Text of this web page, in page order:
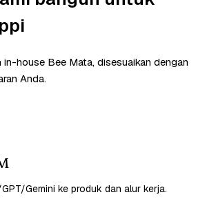
in-house Bee Mata, disesuaikan dengan
Anda.
Gemini ke produk dan alur kerja.